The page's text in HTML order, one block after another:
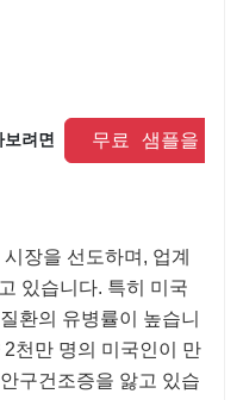
려면 무료 샘플을 요
장을 선도하며, 업계
있습니다. 특히 미국
환의 유병률이 높습니
천만 명의 미국인이 만
구건조증을 앓고 있습